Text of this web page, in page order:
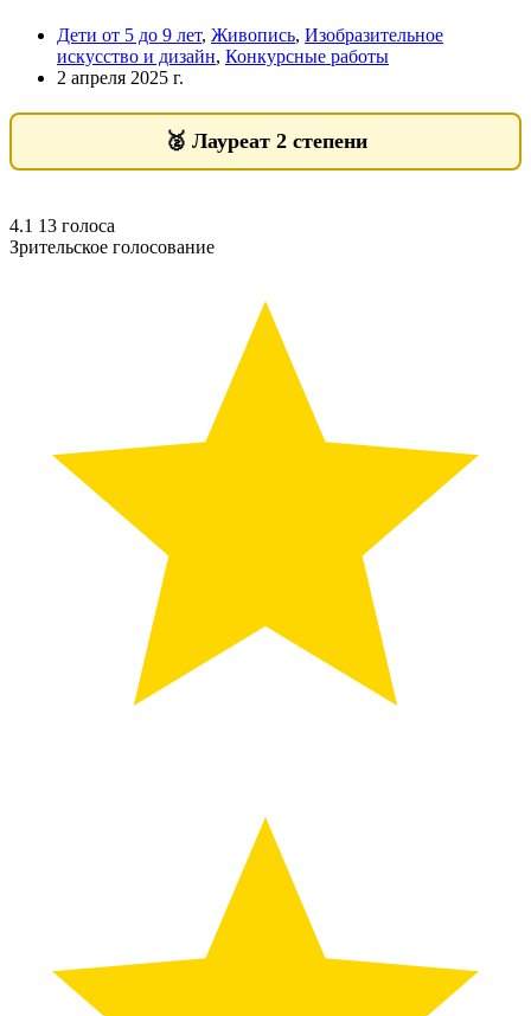
Дети от 5 до 9 лет, Живопись, Изобразительное
искусство и дизайн, Конкурсные работы
2 апреля 2025 г.
🥈 Лауреат 2 степени
4.1 13 голоса
Зрительское голосование